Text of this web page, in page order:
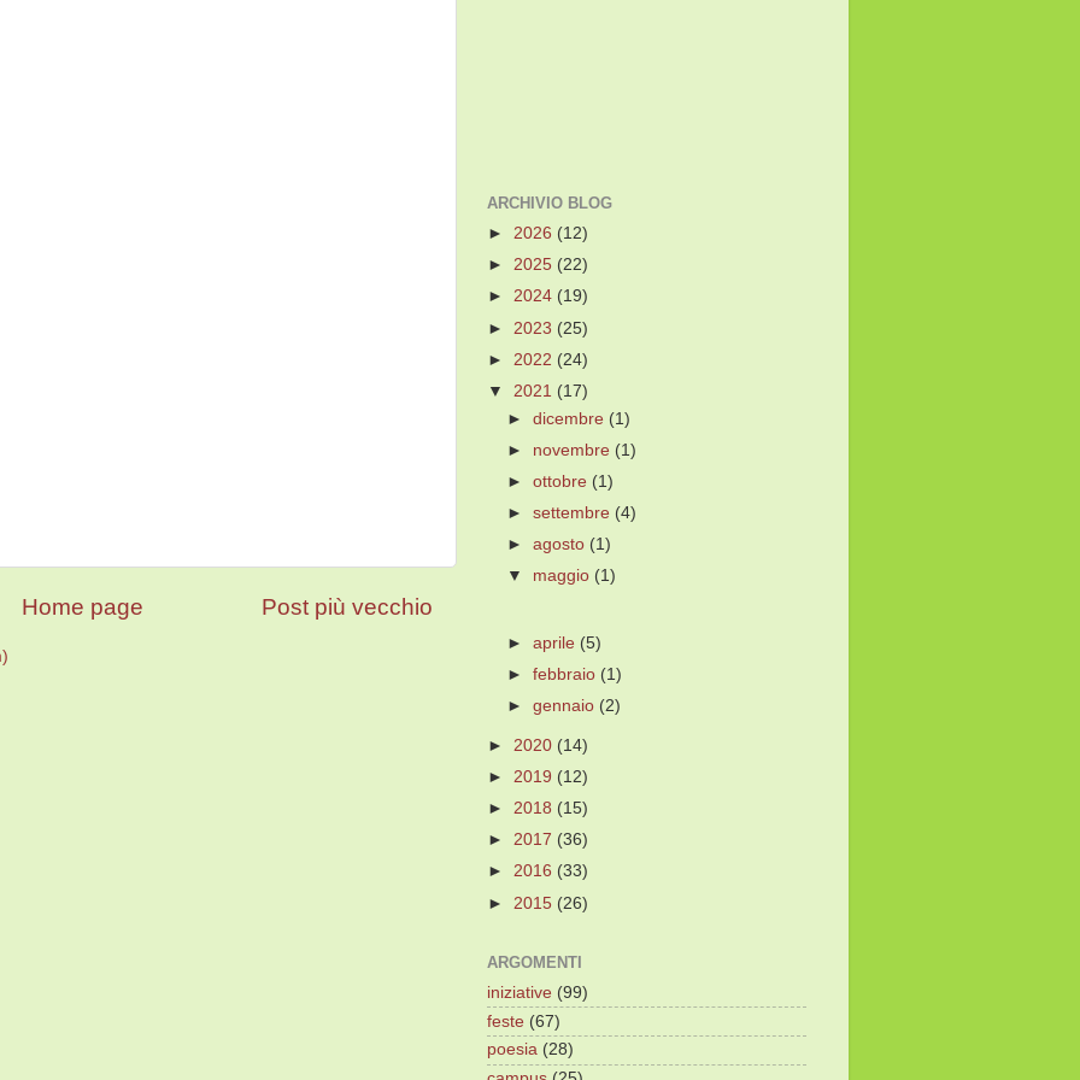
Post più vecchio
Home page
ARCHIVIO BLOG
► 2026 (12)
► 2025 (22)
► 2024 (19)
► 2023 (25)
► 2022 (24)
▼ 2021 (17)
►dicembre (1)
► novembre (1)
►ottobre (1)
►settembre (4)
►agosto (1)
▼ maggio (1)
►aprile (5)
►febbraio (1)
►gennaio (2)
► 2020 (14)
► 2019 (12)
► 2018 (15)
► 2017 (36)
► 2016 (33)
► 2015 (26)
ARGOMENTI
iniziative (99)
feste (67)
poesia (28)